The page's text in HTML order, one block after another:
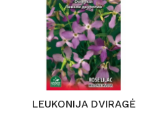
LEUKONIJA DVIRAGĖ